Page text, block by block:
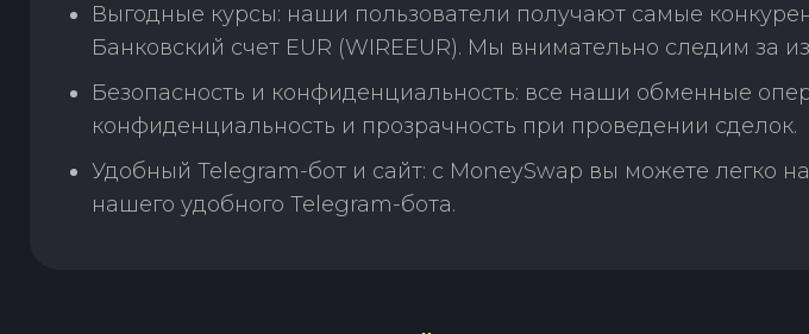
Выгодные курсы: наши пользователи получают самые
Банковский счет EUR (WIREEUR). Мы внимательно следим
Безопасность и конфиденциальность: все наши обменные
конфиденциальность и прозрачность при проведении сделок.
Удобный Telegram-бот и сайт: с MoneySwap вы можете легко
нашего удобного Telegram-бота.